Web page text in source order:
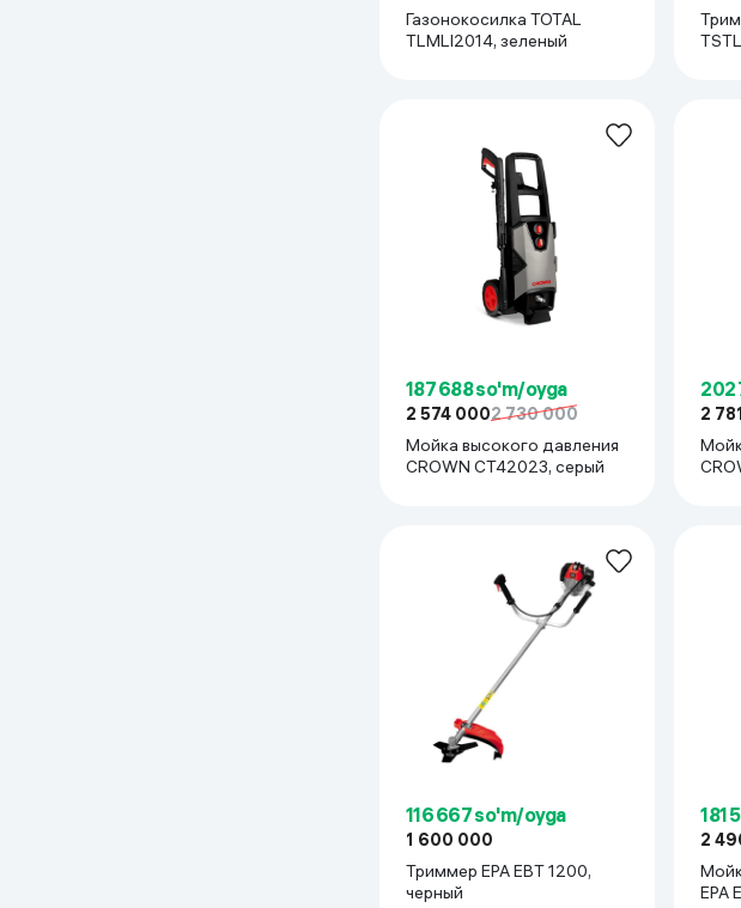
Газонокосилка TOTAL
TLMLI2014, зеленый
187 688 so'm/oyga
2 574 0002 730 000
Мойка высокого давления
CROWN CT42023, серый
202
2
116 667 so'm/oyga
1 600 000
Триммер EPA EBT 1200,
черный
181
2
EPA